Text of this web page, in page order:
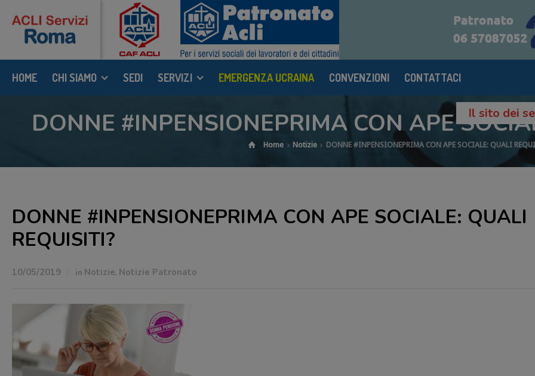
HOME CHI SIAMO SEDI SERVIZI EMERGENZA UCRAINA CONVENZIONI CONTATTACI
Il sito dei
DONNE #INPENSIONEPRIMA CON APE
Home Notizie DONNE #INPENSIONEPRIMA CON APE SOCIALE: QUALI
DONNE #INPENSIONEPRIMA CON APE SOCIALE: QUALI
REQUISITI?
10/05/2019 in Notizie, Notizie Patronato